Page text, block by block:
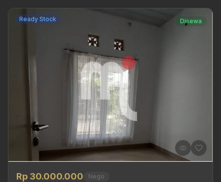
Ready Stock Disewa
Rp 30.000.000 Nego